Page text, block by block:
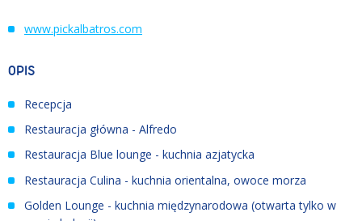
www.pickalbatros.com
OPIS
Recepcja
Restauracja główna - Alfredo
Restauracja Blue lounge - kuchnia azjatycka
Restauracja Culina - kuchnia orientalna, owoce morza
Golden Lounge - kuchnia międzynarodowa (otwarta tylko w